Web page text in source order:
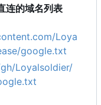
连的域名列表
Loya
google.txt
Loyalsoldier/